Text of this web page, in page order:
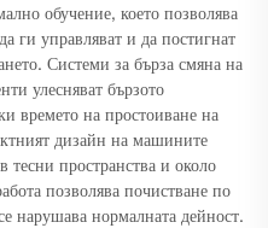
обучение, което позволява
ги управляват и да постигнат
Системи за бърза смяна на
улесняват бързото
времето на простоиване на
дизайн на машините
тесни пространства и около
позволява почистване по
нарушава нормалната дейност.